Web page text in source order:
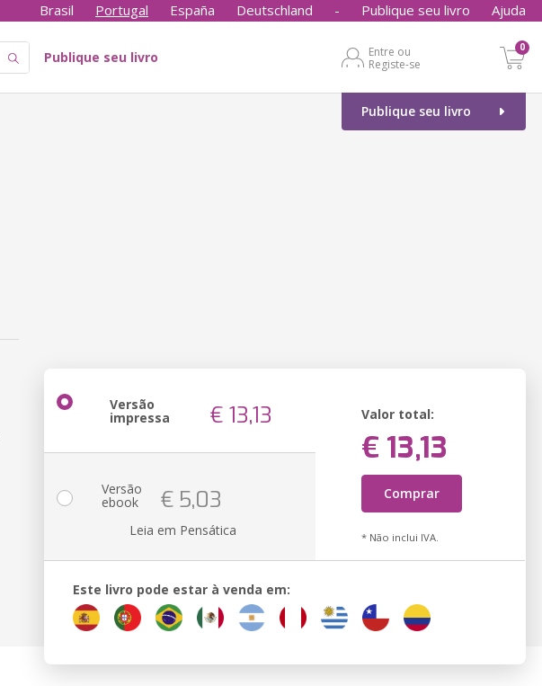
Brasil Portugal España Deutschland - Publique seu livro Ajuda
Publique seu livro
Entre ou
Registe-se
0
Publique seu livro
Versão
impressa € 13,13 Valor total:
€ 13,13
Comprar
* Não inclui IVA.
Versão
ebook € 5,03
Leia em Pensática
Este livro pode estar à venda em: